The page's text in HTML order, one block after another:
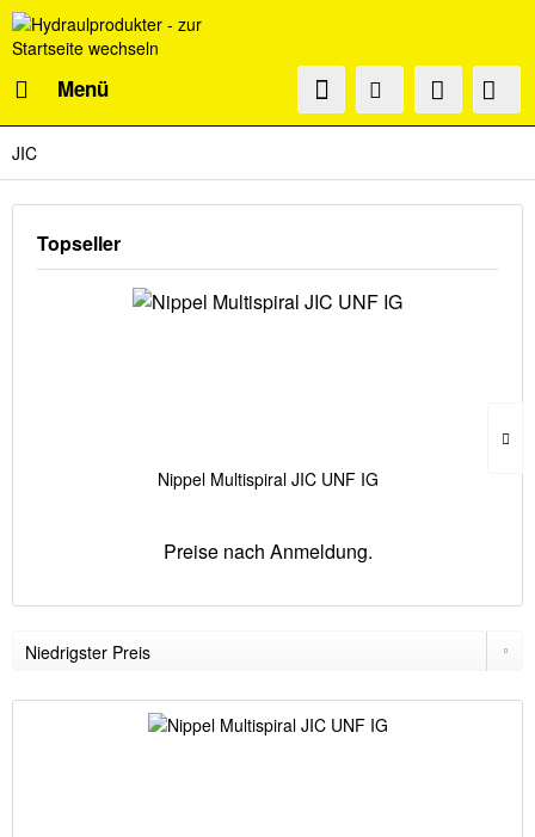
Menü
JIC
Topseller
Nippel Multispiral JIC UNF IG
Preise nach Anmeldung.